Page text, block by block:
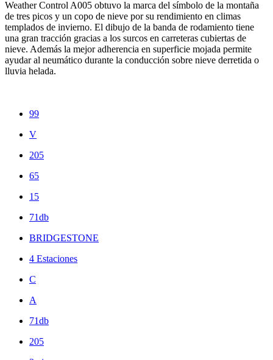
Weather Control A005 obtuvo la marca del símbolo de la montaña
de tres picos y un copo de nieve por su rendimiento en climas
templados de invierno. El dibujo de la banda de rodamiento tiene
una gran tracción gracias a los surcos en carreteras cubiertas de
nieve. Además la mejor adherencia en superficie mojada permite
ayudar al neumático durante la conducción sobre nieve derretida o
lluvia helada.
99
V
205
65
15
71db
BRIDGESTONE
4 Estaciones
C
A
71db
205